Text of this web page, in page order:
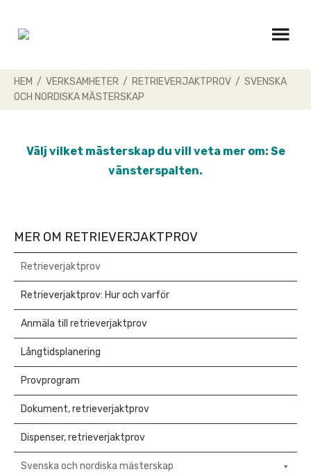
content
HEM / VERKSAMHETER / RETRIEVERJAKTPROV / SVENSKA
OCH NORDISKA MÄSTERSKAP
Välj vilket mästerskap du vill veta mer om: Se
vänsterspalten.
MER OM RETRIEVERJAKTPROV
Retrieverjaktprov
Retrieverjaktprov: Hur och varför
Anmäla till retrieverjaktprov
Långtidsplanering
Provprogram
Dokument, retrieverjaktprov
Dispenser, retrieverjaktprov
Svenska och nordiska mästerskap